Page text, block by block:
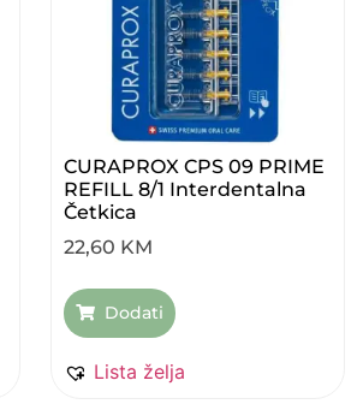
CURAPROX CPS 09 PRIME
REFILL 8/1 Interdentalna
Četkica
22,60 KM
Dodati
Lista želja